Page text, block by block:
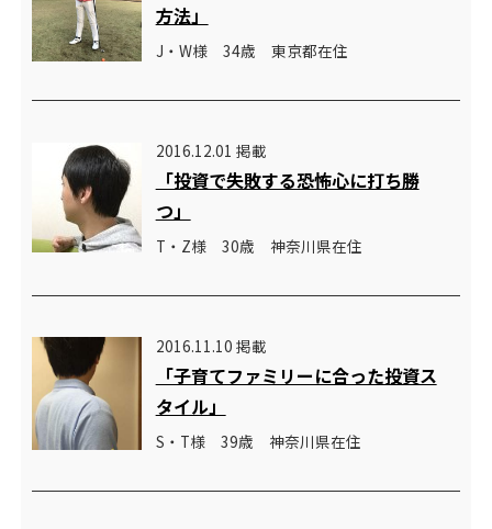
方法」
J・W様 34歳 東京都在住
2016.12.01 掲載
「投資で失敗する恐怖心に打ち勝
つ」
T・Z様 30歳 神奈川県在住
2016.11.10 掲載
「子育てファミリーに合った投資ス
タイル」
S・T様 39歳 神奈川県在住